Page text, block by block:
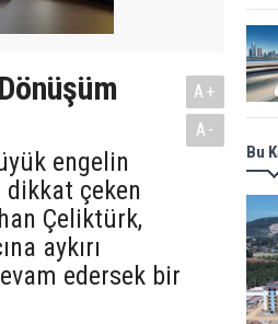
engelin
çeken
Çeliktürk,
aykırı
edersek bir
A+
A-
Bu